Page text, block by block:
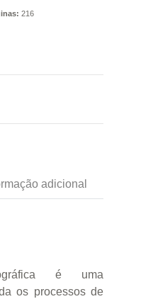
216
adicional
é uma
os processos de